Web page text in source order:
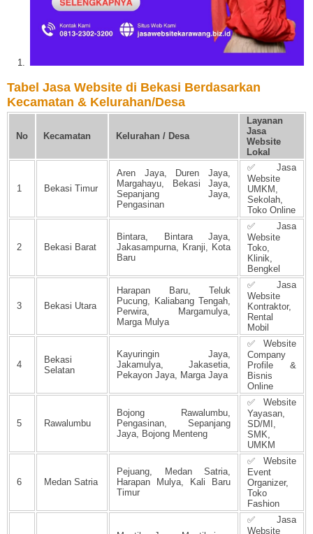
Tabel Jasa Website di Bekasi Berdasarkan
Kecamatan & Kelurahan/Desa
No Kecamatan Kelurahan / Desa
Layanan
Jasa
Website
Lokal
1 Bekasi Timur
Aren Jaya, Duren Jaya,
Margahayu, Bekasi Jaya,
Sepanjang Jaya,
Pengasinan
✅ Jasa
Website
UMKM,
Sekolah,
Toko Online
2 Bekasi Barat
Bintara, Bintara Jaya,
Jakasampurna, Kranji, Kota
Baru
✅ Jasa
Website
Toko,
Klinik,
Bengkel
3 Bekasi Utara
Harapan Baru, Teluk
Pucung, Kaliabang Tengah,
Perwira, Margamulya,
Marga Mulya
✅ Jasa
Website
Kontraktor,
Rental
Mobil
4
Bekasi
Selatan
Kayuringin Jaya,
Jakamulya, Jakasetia,
Pekayon Jaya, Marga Jaya
✅ Website
Company
Profile &
Bisnis
Online
5 Rawalumbu
Bojong Rawalumbu,
Pengasinan, Sepanjang
Jaya, Bojong Menteng
✅ Website
Yayasan,
SD/MI,
SMK,
UMKM
6 Medan Satria
Pejuang, Medan Satria,
Harapan Mulya, Kali Baru
Timur
✅ Website
Event
Organizer,
Toko
Fashion
✅ Jasa
Website